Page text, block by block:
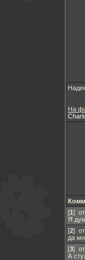
На
[1] от
Я
[2] от
да
[3] от
А